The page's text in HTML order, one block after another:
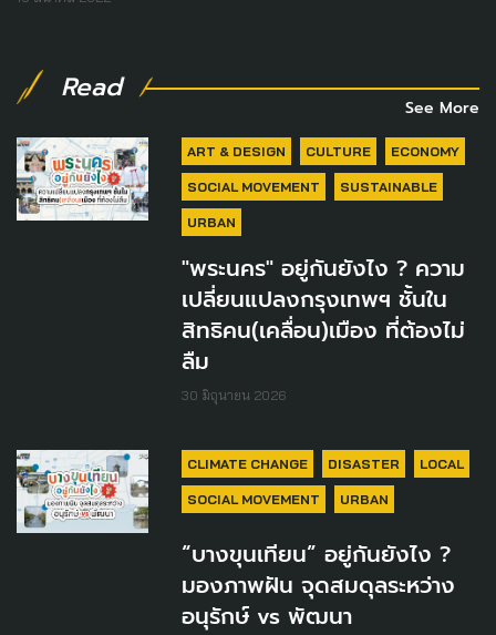
Read
See More
ART & DESIGN CULTURE ECONOMY
SOCIAL MOVEMENT SUSTAINABLE
URBAN
"พระนคร" อยู่กันยังไง ? ความ
เปลี่ยนแปลงกรุงเทพฯ ชั้นใน
สิทธิคน(เคลื่อน)เมือง ที่ต้องไม่
ลืม
30 มิถุนายน 2026
CLIMATE CHANGE DISASTER LOCAL
SOCIAL MOVEMENT URBAN
“บางขุนเทียน” อยู่กันยังไง ?
มองภาพฝัน จุดสมดุลระหว่าง
อนุรักษ์ vs พัฒนา